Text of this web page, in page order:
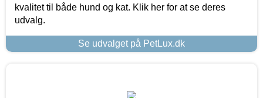
kvalitet til både hund og kat. Klik her for at se deres
udvalg.
Se udvalget på PetLux.dk